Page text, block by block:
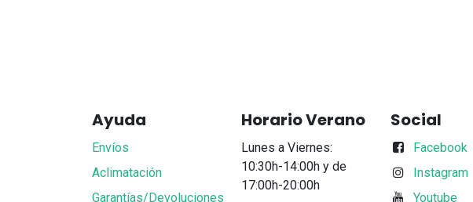
Ayuda
Envíos
Aclimatación
Garantías/Devoluciones
Horario Verano
Lunes a Viernes:
10:30h-14:00h y de
17:00h-20:00h
Social
Facebook
Instagram
Youtube